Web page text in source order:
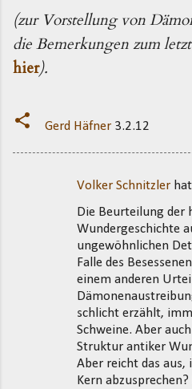
(zur Vorstellung von
die Bemerkungen zum
hier).
Gerd Häfner 3.2.12
Volker Schnitzler
Die Beurteilung der
Wundergeschichte
ungewöhnlichen
Falle des
einem anderen
schlicht erzählt,
Schweine. Aber
Struktur antiker
Aber reicht das
Kern